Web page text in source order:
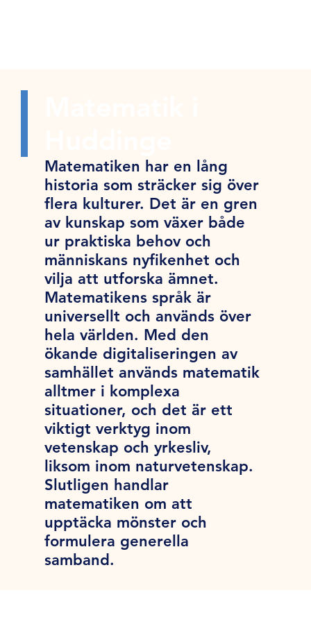
Matematiken har en lång
historia som sträcker sig över
flera kulturer. Det är en gren
av kunskap som växer både
ur praktiska behov och
människans nyfikenhet och
vilja att utforska ämnet.
Matematikens språk är
universellt och används över
hela världen. Med den
ökande digitaliseringen av
samhället används matematik
alltmer i komplexa
situationer, och det är ett
viktigt verktyg inom
vetenskap och yrkesliv,
liksom inom naturvetenskap.
Slutligen handlar
matematiken om att
upptäcka mönster och
formulera generella
samband.